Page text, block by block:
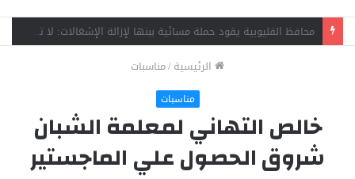
وفاة فني صيانة وإصابة زميله في حادث سقوط مصعد بمنطقة الفلل ببنها
الرئيسية/مناسبات
مناسبات
خالص التهاني لمعلمة الشبان
شروق الحصول علي الماجستير